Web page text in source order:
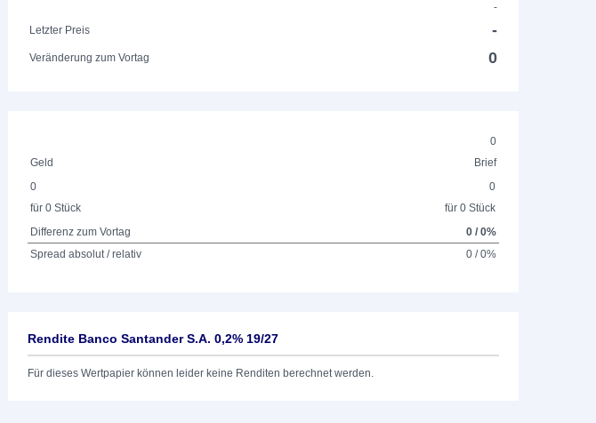
-
Letzter Preis
-
Veränderung zum Vortag 0
0
Geld
Brief
0
für 0 Stück
0
für 0 Stück
Differenz zum Vortag
0 / 0%
Spread absolut / relativ
0 / 0%
Rendite Banco Santander S.A. 0,2% 19/27
Für dieses Wertpapier können leider keine Renditen berechnet werden.